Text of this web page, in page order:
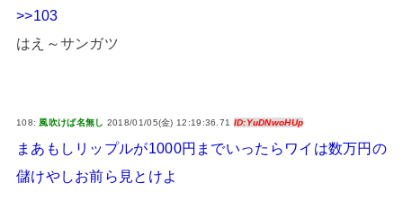
>>103
はえ～サンガツ
108: 風吹けば名無し 2018/01/05(金) 12:19:36.71 ID:YuDNwoHUp
まあもしリップルが1000円までいったらワイは数万円の
儲けやしお前ら見とけよ